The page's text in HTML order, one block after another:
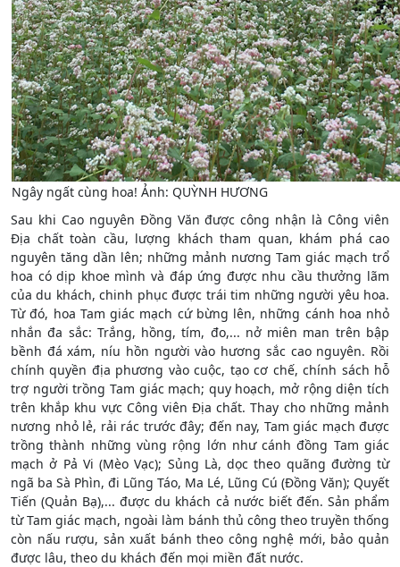
Ngây ngất cùng hoa! Ảnh: QUỲNH HƯƠNG
Sau khi Cao nguyên Đồng Văn được công nhận là Công viên
Địa chất toàn cầu, lượng khách tham quan, khám phá cao
nguyên tăng dần lên; những mảnh nương Tam giác mạch trổ
hoa có dịp khoe mình và đáp ứng được nhu cầu thưởng lãm
của du khách, chinh phục được trái tim những người yêu hoa.
Từ đó, hoa Tam giác mạch cứ bừng lên, những cánh hoa nhỏ
nhắn đa sắc: Trắng, hồng, tím, đo,... nở miên man trên bập
bềnh đá xám, níu hồn người vào hương sắc cao nguyên. Rồi
chính quyền địa phương vào cuộc, tạo cơ chế, chính sách hỗ
trợ người trồng Tam giác mạch; quy hoạch, mở rộng diện tích
trên khắp khu vực Công viên Địa chất. Thay cho những mảnh
nương nhỏ lẻ, rải rác trước đây; đến nay, Tam giác mạch được
trồng thành những vùng rộng lớn như cánh đồng Tam giác
mạch ở Pả Vi (Mèo Vạc); Sủng Là, dọc theo quãng đường từ
ngã ba Sà Phìn, đi Lũng Táo, Ma Lé, Lũng Cú (Đồng Văn); Quyết
Tiến (Quản Bạ),... được du khách cả nước biết đến. Sản phẩm
từ Tam giác mạch, ngoài làm bánh thủ công theo truyền thống
còn nấu rượu, sản xuất bánh theo công nghệ mới, bảo quản
được lâu, theo du khách đến mọi miền đất nước.